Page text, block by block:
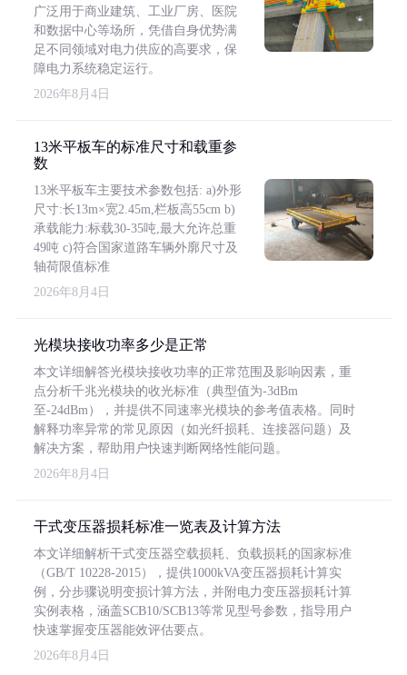
广泛用于商业建筑、工业厂房、医院
和数据中心等场所，凭借自身优势满
足不同领域对电力供应的高要求，保
障电力系统稳定运行。
2026年8月4日
13米平板车的标准尺寸和载重参
数
13米平板车主要技术参数包括: a)外形
尺寸:长13m×宽2.45m,栏板高55cm b)
承载能力:标载30-35吨,最大允许总重
49吨 c)符合国家道路车辆外廓尺寸及
轴荷限值标准
2026年8月4日
光模块接收功率多少是正常
本文详细解答光模块接收功率的正常范围及影响因素，重
点分析千兆光模块的收光标准（典型值为-3dBm
至-24dBm），并提供不同速率光模块的参考值表格。同时
解释功率异常的常见原因（如光纤损耗、连接器问题）及
解决方案，帮助用户快速判断网络性能问题。
2026年8月4日
干式变压器损耗标准一览表及计算方法
本文详细解析干式变压器空载损耗、负载损耗的国家标准
（GB/T 10228-2015），提供1000kVA变压器损耗计算实
例，分步骤说明变损计算方法，并附电力变压器损耗计算
实例表格，涵盖SCB10/SCB13等常见型号参数，指导用户
快速掌握变压器能效评估要点。
2026年8月4日